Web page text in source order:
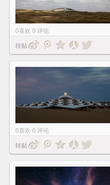
0喜欢 0 评论
转贴
0喜欢 0 评论
转贴